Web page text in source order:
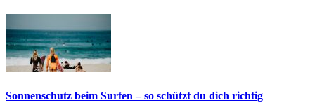
Sonnenschutz beim Surfen – so schützt du dich richtig